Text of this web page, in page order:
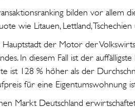
bilden vor
wie Litauen, Lettland, Tschechien
der Motor der
In diesem Fall ist der
ist 128 % höher als der
für eine Eigentumswohnung
Markt Deutschland